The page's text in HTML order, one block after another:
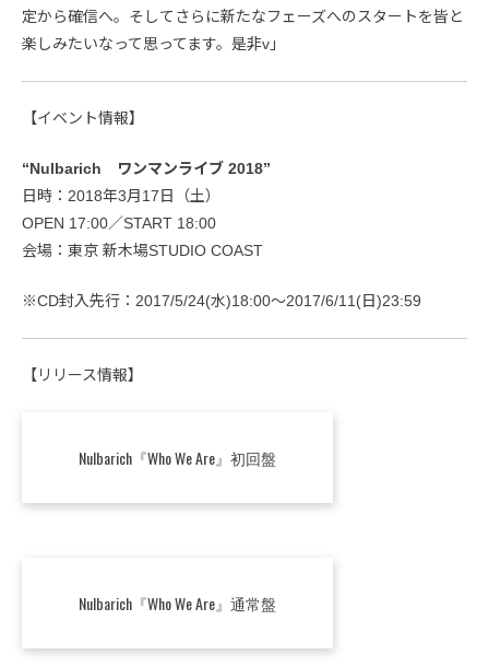
定から確信へ。そしてさらに新たなフェーズへのスタートを皆と
楽しみたいなって思ってます。是非v」
【イベント情報】
“Nulbarich ワンマンライブ 2018”
日時：2018年3月17日（土）
OPEN 17:00／START 18:00
会場：東京 新木場STUDIO COAST
※CD封入先行：2017/5/24(水)18:00～2017/6/11(日)23:59
【リリース情報】
Nulbarich『Who We Are』初回盤
Nulbarich『Who We Are』通常盤